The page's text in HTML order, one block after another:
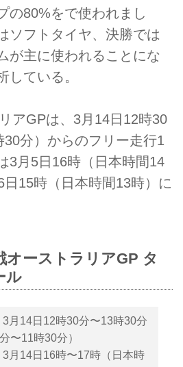
の80%をで使われまし
ソフトタイヤ、決勝では
が主に使われることにな
している。
アGPは、3月14日12時30
分）からのフリー走行1
3月5日16時（日本時間14
15時（日本時間13時）に
オーストラリアGP タ
ル
月14日12時30分〜13時30分
〜11時30分）
月14日16時〜17時（日本時